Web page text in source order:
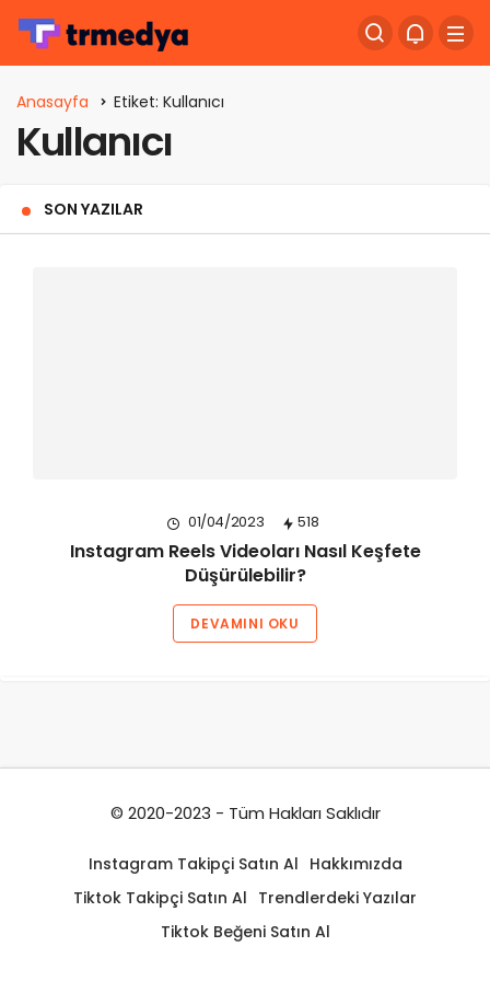
Anasayfa Etiket: Kullanıcı
Kullanıcı
SON YAZILAR
01/04/2023 518
Instagram Reels Videoları Nasıl Keşfete
Düşürülebilir?
DEVAMINI OKU
© 2020-2023 - Tüm Hakları Saklıdır
Instagram Takipçi Satın Al Hakkımızda
Tiktok Takipçi Satın Al Trendlerdeki Yazılar
Tiktok Beğeni Satın Al